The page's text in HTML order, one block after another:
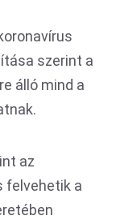
szerint a
álló mind a
az
felvehetik a